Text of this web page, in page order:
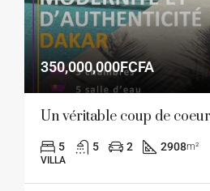
350,000,000FCFA
5 5 2 2908m²
VILLA